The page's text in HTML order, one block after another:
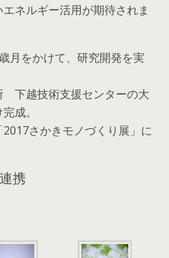
ネルギー活用が期待されま
月をかけて、研究開発を実
下越技術支援センターの大
成。
さかきモノづくり展」に
携